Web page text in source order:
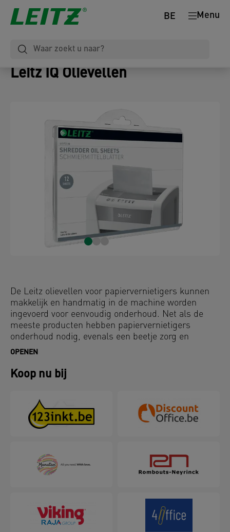
Menu
BE
Leitz IQ Olievellen
De Leitz olievellen voor papiervernietigers kunnen
makkelijk en handmatig in de machine worden
ingevoerd voor eenvoudig onderhoud. Net als de
meeste producten hebben papiervernietigers
onderhoud nodig, evenals een beetje zorg en
aandacht. Houd je papiervernietiger in topconditie
OPENEN
Koop nu bij